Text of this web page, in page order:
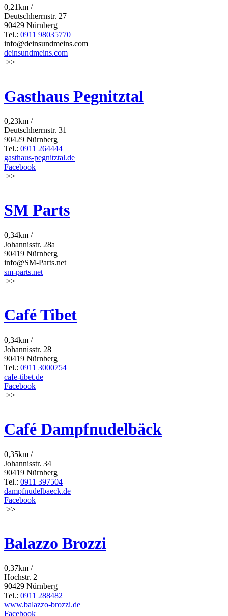
0,21km /
Deutschherrnstr. 27
90429 Nürnberg
Tel.: 0911 98035770
info@deinsundmeins.com
deinsundmeins.com
>>
Gasthaus Pegnitztal
0,23km /
Deutschherrnstr. 31
90429 Nürnberg
Tel.: 0911 264444
gasthaus-pegnitztal.de
Facebook
>>
SM Parts
0,34km /
Johannisstr. 28a
90419 Nürnberg
info@SM-Parts.net
sm-parts.net
>>
Café Tibet
0,34km /
Johannisstr. 28
90419 Nürnberg
Tel.: 0911 3000754
cafe-tibet.de
Facebook
>>
Café Dampfnudelbäck
0,35km /
Johannisstr. 34
90419 Nürnberg
Tel.: 0911 397504
dampfnudelbaeck.de
Facebook
>>
Balazzo Brozzi
0,37km /
Hochstr. 2
90429 Nürnberg
Tel.: 0911 288482
www.balazzo-brozzi.de
Facebook